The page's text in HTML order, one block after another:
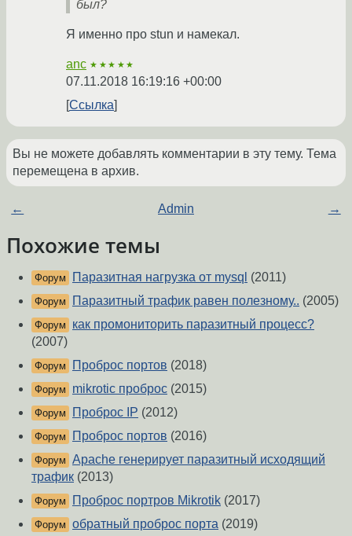
был?
Я именно про stun и намекал.
anc ★★★★★
07.11.2018 16:19:16 +00:00
Ссылка
Вы не можете добавлять комментарии в эту тему. Тема
перемещена в архив.
← Admin →
Похожие темы
Форум Паразитная нагрузка от mysql (2011)
Форум Паразитный трафик равен полезному.. (2005)
Форум
как промониторить паразитный процесс?
(2007)
Форум Проброс портов (2018)
Форум mikrotic проброс (2015)
Форум Проброс IP (2012)
Форум Проброс портов (2016)
Форум Apache генерирует паразитный исходящий
трафик (2013)
Форум Проброс портров Mikrotik (2017)
Форум обратный проброс порта (2019)